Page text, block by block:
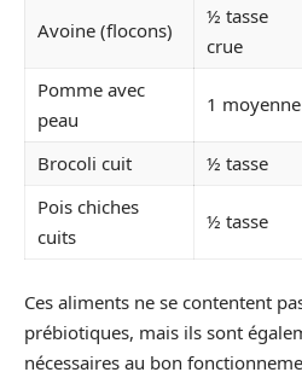
Avoine (flocons)
½ tasse
crue
Pomme avec
peau
1 moyenne
Brocoli cuit ½ tasse
Pois chiches
cuits
½ tasse
Ces aliments ne se contentent
prébiotiques, mais ils sont
nécessaires au bon